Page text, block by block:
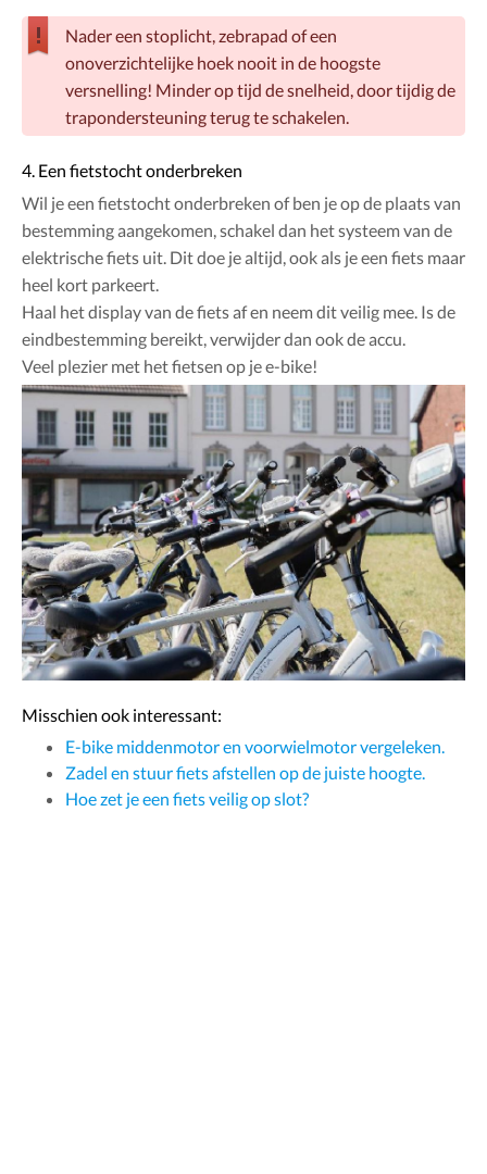
Nader een stoplicht, zebrapad of een
onoverzichtelijke hoek nooit in de hoogste
versnelling! Minder op tijd de snelheid, door tijdig de
trapondersteuning terug te schakelen.
4. Een fietstocht onderbreken
Wil je een fietstocht onderbreken of ben je op de plaats van
bestemming aangekomen, schakel dan het systeem van de
elektrische fiets uit. Dit doe je altijd, ook als je een fiets maar
heel kort parkeert.
Haal het display van de fiets af en neem dit veilig mee. Is de
eindbestemming bereikt, verwijder dan ook de accu.
Veel plezier met het fietsen op je e-bike!
Misschien ook interessant:
E-bike middenmotor en voorwielmotor vergeleken.
Zadel en stuur fiets afstellen op de juiste hoogte.
Hoe zet je een fiets veilig op slot?